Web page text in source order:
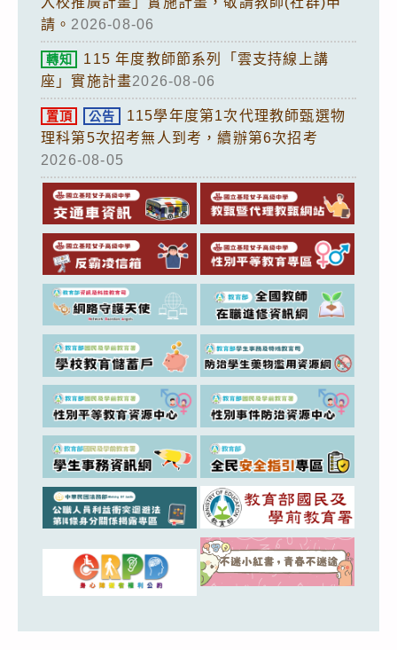
請。 2026-08-06
轉知
115 年度教師節系列「雲支持線上講
座」實施計畫2026-08-06
置頂 公告
115學年度第1次代理教師甄選物
理科第5次招考無人到考，續辦第6次招考
2026-08-05